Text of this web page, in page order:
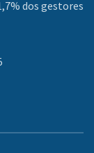
dos gestores